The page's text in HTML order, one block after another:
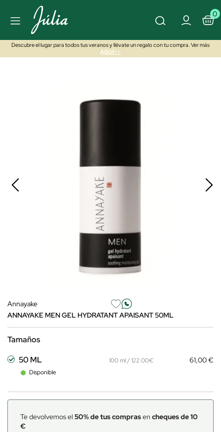
0
Descubre el lugar para todos tus veranos y llévate un regalo con tu compra. Ver más
AQUÍ>>
Annayake
ANNAYAKE MEN GEL HYDRATANT APAISANT 50ML
Tamaños
50 ML
Disponible
100 ml / 122.00€ 61,00 €
Te devolvemos el 50% de tus comprasen cheques de 10
€